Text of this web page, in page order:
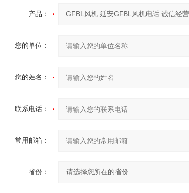
产品：
您的单位：
您的姓名：
联系电话：
常用邮箱：
省份：